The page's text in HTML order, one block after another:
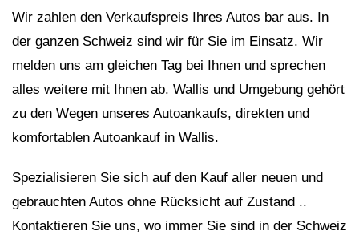
Wir zahlen den Verkaufspreis Ihres Autos bar aus. In
der ganzen Schweiz sind wir für Sie im Einsatz. Wir
melden uns am gleichen Tag bei Ihnen und sprechen
alles weitere mit Ihnen ab. Wallis und Umgebung gehört
zu den Wegen unseres Autoankaufs, direkten und
komfortablen Autoankauf in Wallis.
Spezialisieren Sie sich auf den Kauf aller neuen und
gebrauchten Autos ohne Rücksicht auf Zustand ..
Kontaktieren Sie uns, wo immer Sie sind in der Schweiz